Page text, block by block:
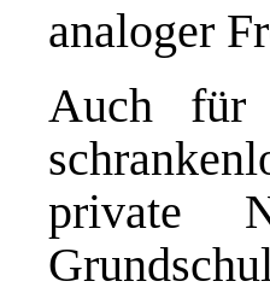
analoger
Auch für
private